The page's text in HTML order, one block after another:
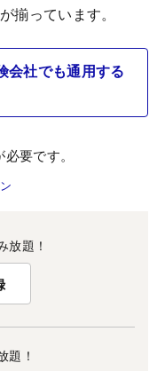
揃っています。
会社でも通用する
要です。
放題！
題！